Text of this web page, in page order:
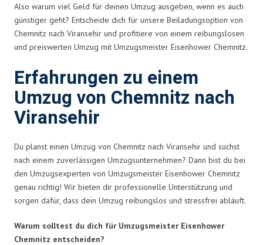
Also warum viel Geld für deinen Umzug ausgeben, wenn es auch
günstiger geht? Entscheide dich für unsere Beiladungsoption von
Chemnitz nach Viransehir und profitiere von einem reibungslosen
und preiswerten Umzug mit Umzugsmeister Eisenhower Chemnitz.
Erfahrungen zu einem
Umzug von Chemnitz nach
Viransehir
Du planst einen Umzug von Chemnitz nach Viransehir und suchst
nach einem zuverlässigen Umzugsunternehmen? Dann bist du bei
den Umzugsexperten von Umzugsmeister Eisenhower Chemnitz
genau richtig! Wir bieten dir professionelle Unterstützung und
sorgen dafür, dass dein Umzug reibungslos und stressfrei abläuft.
Warum solltest du dich für Umzugsmeister Eisenhower
Chemnitz entscheiden?